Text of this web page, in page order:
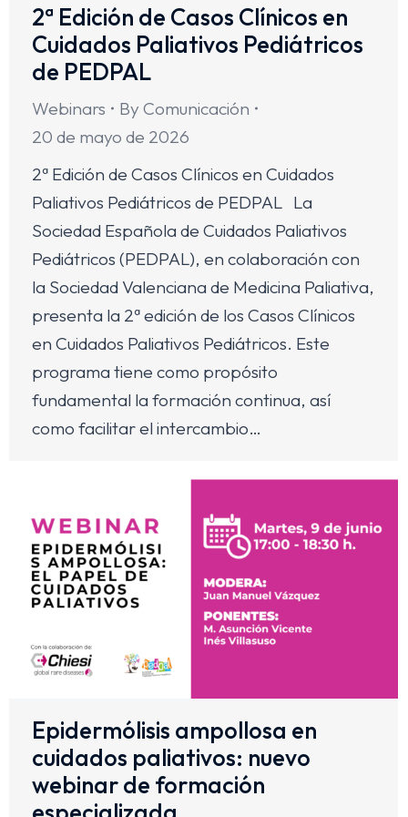
2ª Edición de Casos Clínicos en
Cuidados Paliativos Pediátricos
de PEDPAL
Webinars By Comunicación
20 de mayo de 2026
2ª Edición de Casos Clínicos en Cuidados
Paliativos Pediátricos de PEDPAL La
Sociedad Española de Cuidados Paliativos
Pediátricos (PEDPAL), en colaboración con
la Sociedad Valenciana de Medicina Paliativa,
presenta la 2ª edición de los Casos Clínicos
en Cuidados Paliativos Pediátricos. Este
programa tiene como propósito
fundamental la formación continua, así
como facilitar el intercambio…
Epidermólisis ampollosa en
cuidados paliativos: nuevo
webinar de formación